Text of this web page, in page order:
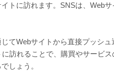
トに訪れます。SNSは、Web
てWebサイトから直接プッシュ
に訪れることで、購買やサービ
しょう。